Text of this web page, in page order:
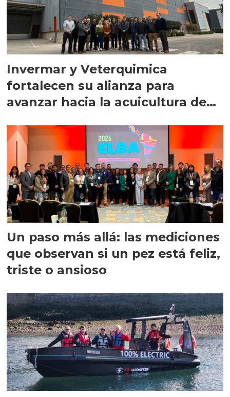
Invermar y Veterquimica
fortalecen su alianza para
avanzar hacia la acuicultura de
Un paso más allá: las mediciones
que observan si un pez está feliz,
triste o ansioso